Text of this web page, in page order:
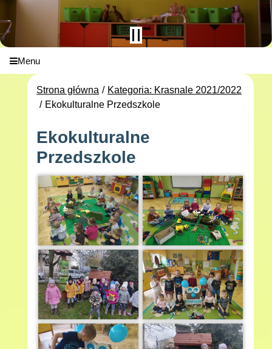
Menu
Strona główna
Kategoria: Krasnale 2021/2022
Ekokulturalne Przedszkole
Ekokulturalne
Przedszkole